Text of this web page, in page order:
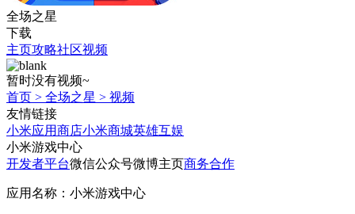
全场之星
下载
主页攻略社区视频
暂时没有视频~
首页 > 全场之星 > 视频
友情链接
小米应用商店小米商城英雄互娱
小米游戏中心
开发者平台微信公众号微博主页商务合作
应用名称：小米游戏中心